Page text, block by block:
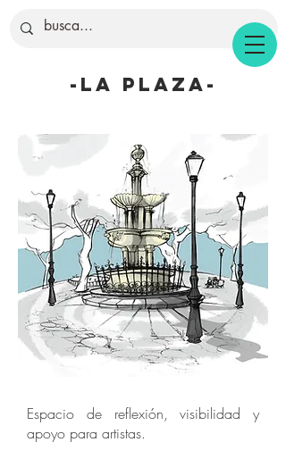
-la plaza-
Espacio de reflexión, visibilidad y
apoyo para artistas.